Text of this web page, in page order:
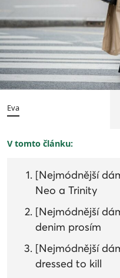
Eva
V tomto článku:
[Nejmódnější
Neo a Trinity
[Nejmódnější
denim prosím
[Nejmódnější
dressed to kill